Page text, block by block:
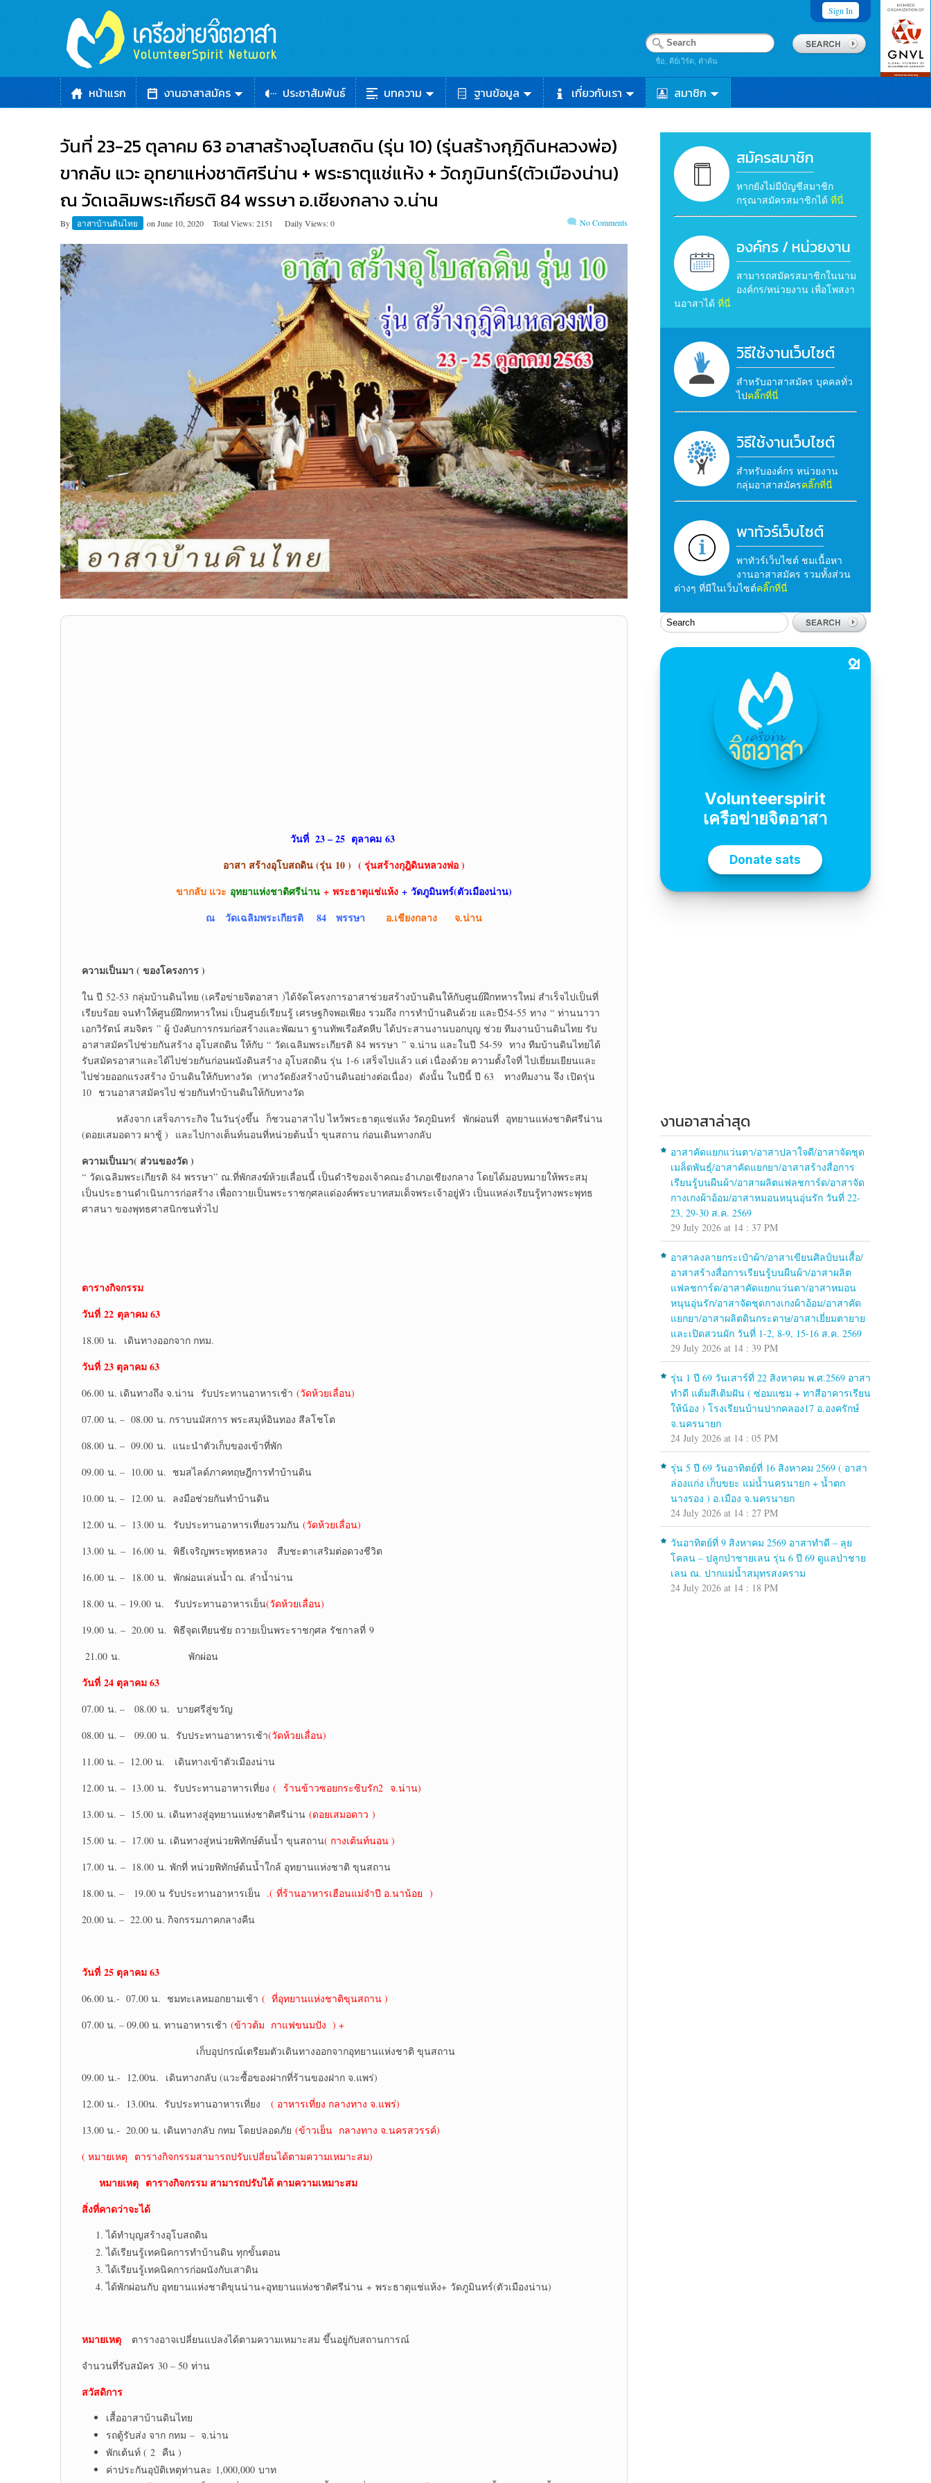
Sign In
ชื่อ, คีย์เวิร์ด, คำค้น
หน้าแรก งานอาสาสมัคร ประชาสัมพันธ์ บทความ ฐานข้อมูล เกี่ยวกับเรา สมาชิก
วันที่ 23-25 ตุลาคม 63 อาสาสร้างอุโบสถดิน (รุ่น 10) (รุ่นสร้างกุฎิดินหลวงพ่อ)
ขากลับ แวะ อุทยาแห่งชาติศรีน่าน + พระธาตุแช่แห้ง + วัดภูมินทร์(ตัวเมืองน่าน)
ณ วัดเฉลิมพระเกียรติ 84 พรรษา อ.เชียงกลาง จ.น่าน
By อาสาบ้านดินไทย on June 10, 2020 Total Views: 2151 Daily Views: 0 No Comments
วันที่ 23 – 25 ตุลาคม 63
อาสา สร้างอุโบสถดิน (รุ่น 10 ) ( รุ่นสร้างกุฎิดินหลวงพ่อ )
ขากลับ แวะ อุทยาแห่งชาติศรีน่าน + พระธาตุแช่แห้ง + วัดภูมินทร์(ตัวเมืองน่าน)
ณ วัดเฉลิมพระเกียรติ 84 พรรษา อ.เชียงกลาง จ.น่าน
ความเป็นมา ( ของโครงการ )
ใน ปี 52-53 กลุ่มบ้านดินไทย (เครือข่ายจิตอาสา )ได้จัดโครงการอาสาช่วยสร้างบ้านดินให้กับศูนย์ฝึกทหารใหม่ สำเร็จไปเป็นที่
เรียบร้อย จนทำให้ศูนย์ฝึกทหารใหม่ เป็นศูนย์เรียนรู้ เศรษฐกิจพอเพียง รวมถึง การทำบ้านดินด้วย และปี54-55 ทาง “ ท่านนาวา
เอกวิรัตน์ สมจิตร ” ผู้ บังคับการกรมก่อสร้างและพัฒนา ฐานทัพเรือสัตหีบ ได้ประสานงานบอกบุญ ช่วย ทีมงานบ้านดินไทย รับ
อาสาสมัครไปช่วยกันสร้าง อุโบสถดิน ให้กับ “ วัดเฉลิมพระเกียรติ 84 พรรษา ” จ.น่าน และในปี 54-59 ทาง ทีมบ้านดินไทยได้
รับสมัครอาสาและได้ไปช่วยกันก่อนผนังดินสร้าง อุโบสถดิน รุ่น 1-6 เสร็จไปแล้ว แต่ เนื่องด้วย ความตั้งใจที่ ไปเยี่ยมเยียนและ
ไปช่วยออกแรงสร้าง บ้านดินให้กับทางวัด (ทางวัดยังสร้างบ้านดินอย่างต่อเนื่อง) ดังนั้น ในปีนี้ ปี 63 ทางทีมงาน จึง เปิดรุ่น
10 ชวนอาสาสมัครไป ช่วยกันทำบ้านดินให้กับทางวัด
หลังจาก เสร็จภาระกิจ ในวันรุ่งขึ้น ก็ชวนอาสาไป ไหว้พระธาตุแช่แห้ง วัดภูมินทร์ พักผ่อนที่ อุทยานแห่งชาติศรีน่าน
(ดอยเสมอดาว ผาชู้ ) และไปกางเต็นท์นอนที่หน่วยต้นน้ำ ขุนสถาน ก่อนเดินทางกลับ
ความเป็นมา( ส่วนของวัด )
“ วัดเฉลิมพระเกียรติ 84 พรรษา” ณ.ที่พักสงฆ์ห้วยเลื่อนนี้ เป็นดำริของเจ้าคณะอำเภอเชียงกลาง โดยได้มอบหมายให้พระสมุ
เป็นประธานดำเนินการก่อสร้าง เพื่อถวายเป็นพระราชกุศลแด่องค์พระบาทสมเด็จพระเจ้าอยู่หัว เป็นแหล่งเรียนรู้ทางพระพุทธ
ศาสนา ของพุทธศาสนิกชนทั่วไป
ตารางกิจกรรม
วันที่ 22 ตุลาคม 63
18.00 น. เดินทางออกจาก กทม.
วันที่ 23 ตุลาคม 63
06.00 น. เดินทางถึง จ.น่าน รับประทานอาหารเช้า (วัดห้วยเลื่อน)
07.00 น. – 08.00 น. กราบนมัสการ พระสมุห์อินทอง สีลโชโต
08.00 น. – 09.00 น. แนะนำตัวเก็บของเข้าที่พัก
09.00 น. – 10.00 น. ชมสไลด์ภาคทฤษฎีการทำบ้านดิน
10.00 น. – 12.00 น. ลงมือช่วยกันทำบ้านดิน
12.00 น. – 13.00 น. รับประทานอาหารเที่ยงรวมกัน (วัดห้วยเลื่อน)
13.00 น. – 16.00 น. พิธีเจริญพระพุทธหลวง สืบชะตาเสริมต่อดวงชีวิต
16.00 น. – 18.00 น. พักผ่อนเล่นน้ำ ณ. ลำน้ำน่าน
18.00 น. – 19.00 น. รับประทานอาหารเย็น(วัดห้วยเลื่อน)
19.00 น. – 20.00 น. พิธีจุดเทียนชัย ถวายเป็นพระราชกุศล รัชกาลที่ 9
21.00 น. พักผ่อน
วันที่ 24 ตุลาคม 63
07.00 น. – 08.00 น. บายศรีสู่ขวัญ
08.00 น. – 09.00 น. รับประทานอาหารเช้า(วัดห้วยเลื่อน)
11.00 น. – 12.00 น. เดินทางเข้าตัวเมืองน่าน
12.00 น. – 13.00 น. รับประทานอาหารเที่ยง ( ร้านข้าวซอยกระซิบรัก2 จ.น่าน)
13.00 น. – 15.00 น. เดินทางสู่อุทยานแห่งชาติศรีน่าน (ดอยเสมอดาว )
15.00 น. – 17.00 น. เดินทางสู่หน่วยพิทักษ์ต้นน้ำ ขุนสถาน( กางเต้นท์นอน )
17.00 น. – 18.00 น. พักที่ หน่วยพิทักษ์ต้นน้ำใกล้ อุทยานแห่งชาติ ขุนสถาน
18.00 น. – 19.00 น รับประทานอาหารเย็น .( ที่ร้านอาหารเฮือนแม่จำปี อ.นาน้อย )
20.00 น. – 22.00 น. กิจกรรมภาคกลางคืน
วันที่ 25 ตุลาคม 63
06.00 น.- 07.00 น. ชมทะเลหมอกยามเช้า ( ที่อุทยานแห่งชาติขุนสถาน )
07.00 น. – 09.00 น. ทานอาหารเช้า (ข้าวต้ม กาแฟขนมปัง ) +
เก็บอุปกรณ์เตรียมตัวเดินทางออกจากอุทยานแห่งชาติ ขุนสถาน
09.00 น.- 12.00น. เดินทางกลับ (แวะซื้อของฝากที่ร้านของฝาก จ.แพร่)
12.00 น.- 13.00น. รับประทานอาหารเที่ยง
( อาหารเที่ยง กลางทาง จ.แพร่)
13.00 น.- 20.00 น. เดินทางกลับ กทม โดยปลอดภัย (ข้าวเย็น กลางทาง จ.นครสวรรค์)
( หมายเหตุ ตารางกิจกรรมสามารถปรับเปลี่ยนได้ตามความเหมาะสม)
หมายเหตุ ตารางกิจกรรม สามารถปรับได้ ตามความเหมาะสม
สิ่งที่คาดว่าจะได้
ได้ทำบุญสร้างอุโบสถดิน
ได้เรียนรู้เทคนิคการทำบ้านดิน ทุกขั้นตอน
ได้เรียนรู้เทคนิคการก่อผนังกับเสาดิน
ได้พักผ่อนกับ อุทยานแห่งชาติขุนน่าน+อุทยานแห่งชาติศรีน่าน + พระธาตุแช่แห้ง+ วัดภูมินทร์(ตัวเมืองน่าน)
หมายเหตุ
ตารางอาจเปลี่ยนแปลงได้ตามความเหมาะสม ขึ้นอยู่กับสถานการณ์
จำนวนที่รับสมัคร 30 – 50 ท่าน
สวัสดิการ
เสื้ออาสาบ้านดินไทย
รถตู้รับส่ง จาก กทม – จ.น่าน
พักเต้นท์ ( 2 คืน )
ค่าประกันอุบัติเหตุท่านละ 1,000,000 บาท
สมัครสมาชิก
หากยังไม่มีบัญชีสมาชิก
กรุณาสมัครสมาชิกได้ ที่นี่
องค์กร / หน่วยงาน
สามารถสมัครสมาชิกในนาม
องค์กร/หน่วยงาน เพื่อโพสงา
นอาสาได้ ที่นี่
วิธีใช้งานเว็บไซต์
สำหรับอาสาสมัคร บุคคลทั่ว
ไปคลิ๊กที่นี่
วิธีใช้งานเว็บไซต์
สำหรับองค์กร หน่วยงาน
กลุ่มอาสาสมัครคลิ๊กที่นี่
พาทัวร์เว็บไซต์
พาทัวร์เว็บไซต์ ชมเนื้อหา
งานอาสาสมัคร รวมทั้งส่วน
ต่างๆ ที่มีในเว็บไซต์คลิ๊กที่นี่
งานอาสาล่าสุด
อาสาคัดแยกแว่นตา/อาสาปลาใจดี/อาสาจัดชุด
เมล็ดพันธุ์/อาสาคัดแยกยา/อาสาสร้างสื่อการ
เรียนรู้บนผืนผ้า/อาสาผลิตแฟลชการ์ด/อาสาจัด
กางเกงผ้าอ้อม/อาสาหมอนหนุนอุ่นรัก วันที่ 22-
23, 29-30 ส.ค. 2569
29 July 2026 at 14 : 37 PM
อาสาลงลายกระเป๋าผ้า/อาสาเขียนศิลป์บนเสื้อ/
อาสาสร้างสื่อการเรียนรู้บนผืนผ้า/อาสาผลิต
แฟลชการ์ด/อาสาคัดแยกแว่นตา/อาสาหมอน
หนุนอุ่นรัก/อาสาจัดชุดกางเกงผ้าอ้อม/อาสาคัด
แยกยา/อาสาผลิตดินกระดาษ/อาสาเยี่ยมตายาย
และเปิดสวนผัก วันที่ 1-2, 8-9, 15-16 ส.ค. 2569
29 July 2026 at 14 : 39 PM
รุ่น 1 ปี 69 วันเสาร์ที่ 22 สิงหาคม พ.ศ.2569 อาสา
ทำดี แต้มสีเติมฝัน ( ซ่อมแซม + ทาสีอาคารเรียน
ให้น้อง ) โรงเรียนบ้านปากคลอง17 อ.องครักษ์
จ.นครนายก
24 July 2026 at 14 : 05 PM
รุ่น 5 ปี 69 วันอาทิตย์ที่ 16 สิงหาคม 2569 ( อาสา
ล่องแก่ง เก็บขยะ แม่น้ำนครนายก + น้ำตก
นางรอง ) อ.เมือง จ.นครนายก
24 July 2026 at 14 : 27 PM
วันอาทิตย์ที่ 9 สิงหาคม 2569 อาสาทำดี – ลุย
โคลน – ปลูกป่าชายเลน รุ่น 6 ปี 69 ดูแลป่าชาย
เลน ณ. ปากแม่น้ำสมุทรสงคราม
24 July 2026 at 14 : 18 PM